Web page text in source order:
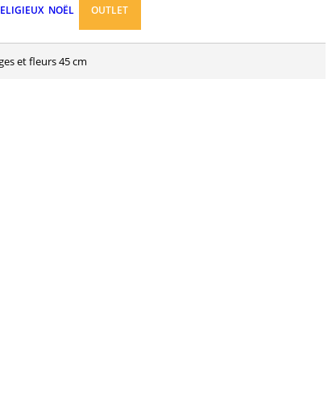
NOËL OUTLET
et fleurs 45 cm